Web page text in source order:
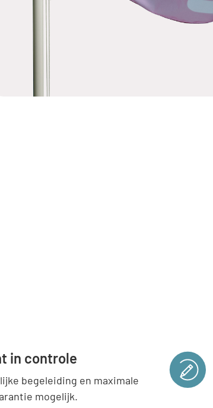
in controle
begeleiding en maximale
mogelijk.